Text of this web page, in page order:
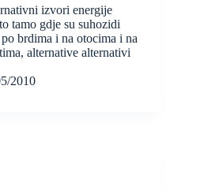
izvori energije
tamo gdje su suhozidi
brdima i na otocima i na
alternative alternativi
2010